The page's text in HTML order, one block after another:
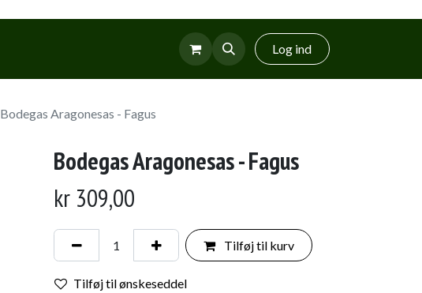
Log ind
Bodegas Aragonesas - Fagus
Bodegas Aragonesas - Fagus
kr 309,00
Tilføj til kurv
Tilføj til ønskeseddel